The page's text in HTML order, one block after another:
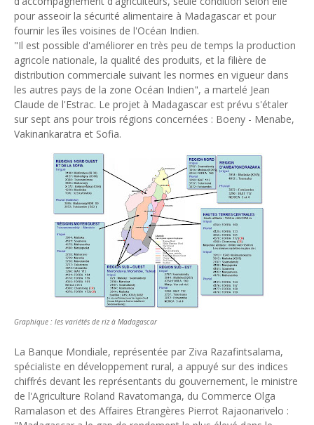
Tsirisoa Edition-Jul 22 2026
Tendances : le Head Spa à la conquête du monde
Unknown -Jul 21 2026
Aéronautique : Airbus se renforce sur le marché chinois
Unknown
Jul 18 2026
Cinéma : Lionsgate attire l'attention du groupe Bolloré
Tsirisoa Edition
- Jul 15 2026
pour asseoir la sécurité alimentaire à Madagascar et pour
fournir les îles voisines de l'Océan Indien.
"Il est possible d'améliorer en très peu de temps la production
agricole nationale, la qualité des produits, et la filière de
distribution commerciale suivant les normes en vigueur dans
les autres pays de la zone Océan Indien", a martelé Jean
Claude de l'Estrac. Le projet à Madagascar est prévu s'étaler
sur sept ans pour trois régions concernées : Boeny - Menabe,
Vakinankaratra et Sofia.
Graphique : les variétés de riz à Madagascar
La Banque Mondiale, représentée par Ziva Razafintsalama,
spécialiste en développement rural, a appuyé sur des indices
chiffrés devant les représentants du gouvernement, le ministre
de l'Agriculture Roland Ravatomanga, du Commerce Olga
Ramalason et des Affaires Etrangères Pierrot Rajaonarivelo :